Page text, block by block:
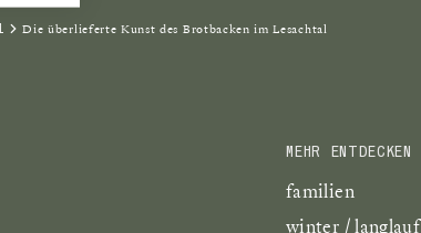
Die überlieferte Kunst des Brotbacken im Lesachtal
MEHR ENTDECKEN
familien
winter / langlauf